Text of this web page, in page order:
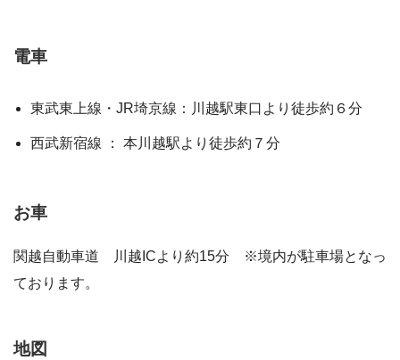
電車
東武東上線・JR埼京線：川越駅東口より徒歩約６分
西武新宿線 ： 本川越駅より徒歩約７分
お車
関越自動車道 川越ICより約15分 ※境内が駐車場となっ
ております。
地図